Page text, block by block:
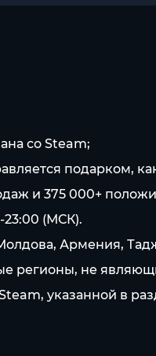
со Steam;
подарком,
и 375 000+
(МСК).
Армения,
регионы, не
указанной в